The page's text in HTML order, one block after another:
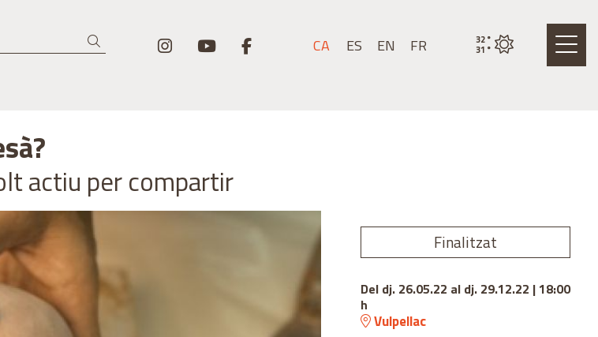
CA ES EN FR
Link a instagram
Link a youtube
Link a facebook Estat actual del
32°
31 °
actiu per compartir
Finalitzat
Del dj. 26.05.22 al dj. 29.12.22 | 18:00
h
Vulpellac